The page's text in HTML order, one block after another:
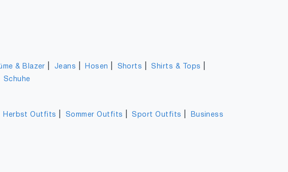
& Blazer Jeans Hosen Shorts |Shirts & Tops
Schuhe
Herbst Outfits Sommer Outfits |Sport Outfits
Business